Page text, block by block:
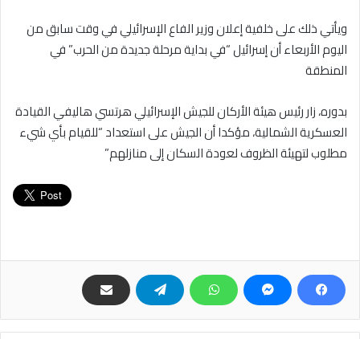
ويأتي ذلك على خلفية إعلان وزير الفاع الإسرائيلي في وقت سابق من
اليوم الأربعاء أن إسرائيل “في بداية مرحلة جديدة من الحرب” في
المنطقة
بدوره، زار رئيس هيئة الأركان للجيش الإسرائيلي هرتسي هاليفي القيادة
العسكرية الشمالية، مؤكدا أن الجيش على استعداد “للقيام بأي شيء
مطلوب لتهيئة الظروف لعودة السكان إلى منازلهم”